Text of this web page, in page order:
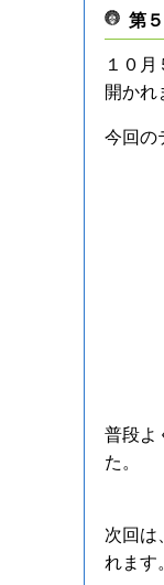
第
１０
開かれ
今回の
普段よ
た。
次回は
れます